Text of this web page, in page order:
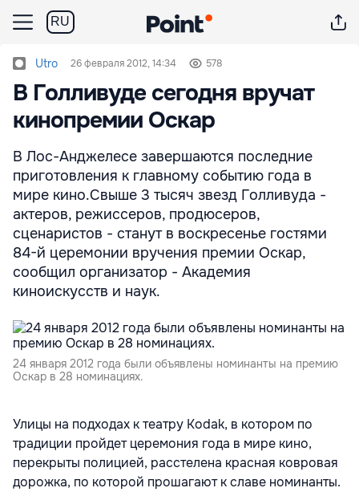
RU
Utro 26 февраля 2012, 14:34 578
В Голливуде сегодня вручат
кинопремии Оскар
В Лос-Анджелесе завершаются последние
приготовления к главному событию года в
мире кино.Свыше 3 тысяч звезд Голливуда -
актеров, режиссеров, продюсеров,
сценаристов - станут в воскресенье гостями
84-й церемонии вручения премии Оскар,
сообщил организатор - Академия
киноискусств и наук.
24 января 2012 года были объявлены номинанты на премию
Оскар в 28 номинациях.
Улицы на подходах к театру Kodak, в котором по
традиции пройдет церемония года в мире кино,
перекрыты полицией, расстелена красная ковровая
дорожка, по которой прошагают к славе номинанты.